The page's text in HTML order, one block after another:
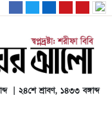
| ২৪শে শ্রাবণ, ১৪৩৩ বঙ্গাব্দ